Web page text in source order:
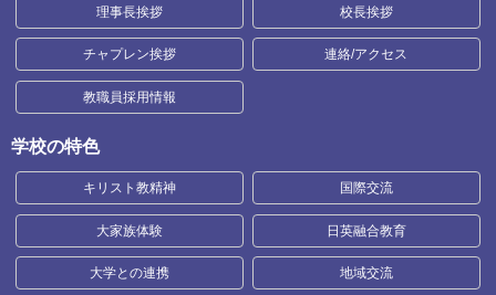
理事長挨拶 校長挨拶
チャプレン挨拶 連絡/アクセス
教職員採用情報
学校の特色
キリスト教精神 国際交流
大家族体験 日英融合教育
大学との連携 地域交流